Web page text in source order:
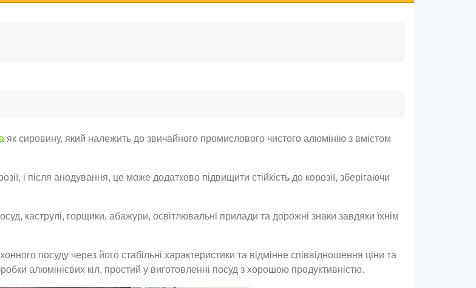
як сировину, який належить до звичайного промислового чистого алюмінію з вмістом
і після анодування, це може додатково підвищити стійкість до корозії, зберігаючи
каструлі, горщики, абажури, освітлювальні прилади та дорожні знаки завдяки їхнім
посуду через його стабільні характеристики та відмінне співвідношення ціни та
алюмінієвих кіл, простий у виготовленні посуд з хорошою продуктивністю.